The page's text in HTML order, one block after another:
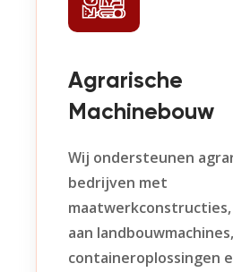
Agrarische
Machinebouw
Wij ondersteunen
bedrijven met
maatwerkconstructies,
aan landbouwmachines,
containeroplossingen